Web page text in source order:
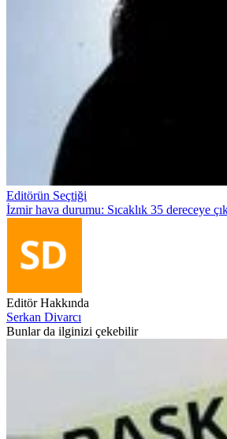
Editörün Seçtiği
İzmir hava durumu: Sıcaklık 35 dereceye
Editör Hakkında
Serkan Divarcı
Bunlar da ilginizi çekebilir